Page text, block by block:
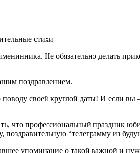
стихи
Не обязательно делать
поздравлением.
поводу своей круглой даты! И если
профессиональный праздник
“телеграмму из
упоминание о такой важной и